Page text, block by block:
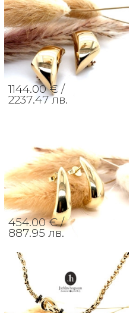
1144.00 € /
2237.47 лв.
454.00 € /
887.95 лв.